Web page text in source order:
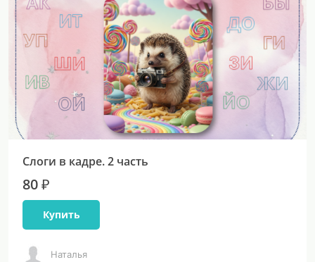
Слоги в кадре. 2 часть
80 ₽
Купить
Наталья